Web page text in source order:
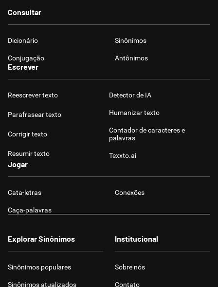
Consultar
Dicionário Sinônimos
Conjugação Antônimos
Escrever
Reescrever texto
Parafrasear texto
Corrigir texto
Resumir texto
Detector de IA
Humanizar texto
Contador de caracteres e
palavras
Texxto.ai
Jogar
Cata-letras Conexões
Caça-palavras
Explorar Sinônimos
Sinônimos populares
Sinônimos atualizados
Institucional
Sobre nós
Contato